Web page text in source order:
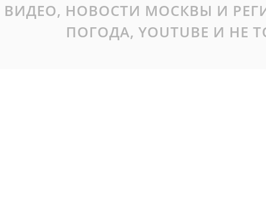
ВИДЕО, НОВОСТИ МОСКВЫ И
ПОГОДА, YOUTUBE И